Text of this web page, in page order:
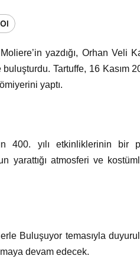
yazdığı, Orhan Veli
Tartuffe, 16 Kasım
yaptı.
400. yılı etkinliklerinin bir
yarattığı atmosferi ve
Buluşuyor temasıyla
devam edecek.